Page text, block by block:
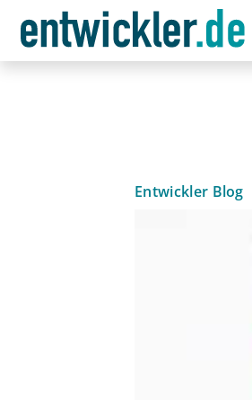
Entwickler Blog